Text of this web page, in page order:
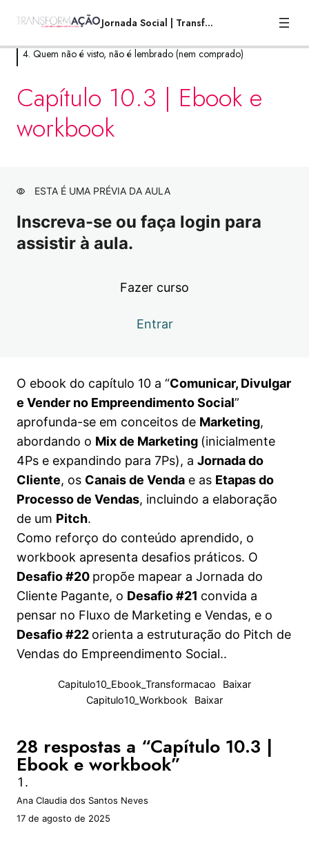
Jornada Social | TransformAção
8 aulas
2. A mais alta torre, começa no chão.
12 aulas
(nem comprado)
empreendedorismo social
Capítulo 11.1 | Escalando o impacto positivo
Capítulo 11.2 | Escalando o impacto positivo Visualização
Capítulo 11.3 | Ebook e workbook
Live 11 | Escalando o impacto positivo Visualização
5. Foi linda a nossa Jornada!
3 aulas
4. Quem não é visto, não é lembrado (nem comprado)
Capítulo 10.3 | Ebook e
workbook
ESTA É UMA PRÉVIA DA AULA
Inscreva-se ou faça login para
assistir à aula.
Fazer curso
Entrar
O ebook do capítulo 10 a “Comunicar, Divulgar
e Vender no Empreendimento Social”
aprofunda-se em conceitos de Marketing,
abordando o Mix de Marketing (inicialmente
4Ps e expandindo para 7Ps), a Jornada do
Cliente, os Canais de Venda e as Etapas do
Processo de Vendas, incluindo a elaboração
de um Pitch.
Como reforço do conteúdo aprendido, o
workbook apresenta desafios práticos. O
Desafio #20 propõe mapear a Jornada do
Cliente Pagante, o Desafio #21 convida a
pensar no Fluxo de Marketing e Vendas, e o
Desafio #22 orienta a estruturação do Pitch de
Vendas do Empreendimento Social..
Capitulo10_Ebook_Transformacao
Baixar
Capitulo10_Workbook
Baixar
28 respostas a “Capítulo 10.3 |
Ebook e workbook”
Ana Claudia dos Santos Neves
17 de agosto de 2025